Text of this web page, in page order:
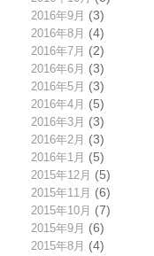
2016年9月 (3)
2016年8月 (4)
2016年7月 (2)
2016年6月 (3)
2016年5月 (3)
2016年4月 (5)
2016年3月 (3)
2016年2月 (3)
2016年1月 (5)
2015年12月 (5)
2015年11月 (6)
2015年10月 (7)
2015年9月 (6)
2015年8月 (4)